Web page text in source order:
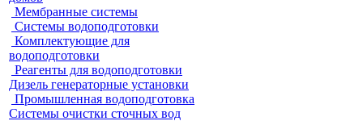
Мембранные системы
Системы водоподготовки
Комплектующие для
водоподготовки
Реагенты для водоподготовки
Дизель генераторные установки
Промышленная водоподготовка
Системы очистки сточных вод